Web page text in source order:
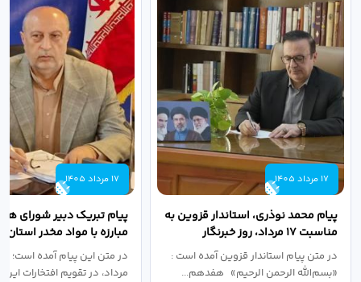
17 مرداد 1405
پیام محمد نوذری، استاندار قزوین به
مناسبت ۱۷ مرداد، روز خبرنگار
در متن پیام استاندار قزوین آمده است :
«بسم‌الله الرحمن الرحیم» هفدهم...
17 مرداد 1405
پیام تبریک دبیر شورای
مبارزه با مواد مخدر استان
مناسبت روز خبرنگار...
در متن این پیام آمده
مرداد، در تقویم افتخارات